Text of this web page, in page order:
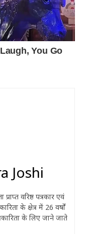
Joshi
वरिष्ठ पत्रकार एवं
के क्षेत्र में 26 वर्षों
के लिए जाने जाते